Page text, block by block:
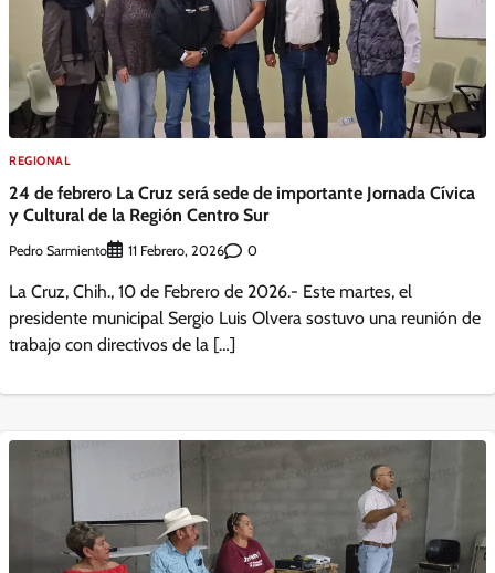
REGIONAL
24 de febrero La Cruz será sede de importante Jornada Cívica
y Cultural de la Región Centro Sur
Pedro Sarmiento 11 Febrero, 2026 0
La Cruz, Chih., 10 de Febrero de 2026.- Este martes, el
presidente municipal Sergio Luis Olvera sostuvo una reunión de
trabajo con directivos de la […]